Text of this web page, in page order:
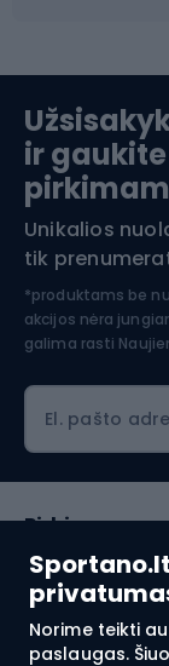
Norime teikti
paslaugas.
Slidinėjimas
Apranga
ir gaukite
Unikalios
tik
*produktams be
akcijos nėra
galima rasti
El. pašto
Pirkimas
Klientų
Reglamentai